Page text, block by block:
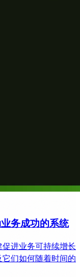
务成功的系统
进业务可持续增长
们如何随着时间的